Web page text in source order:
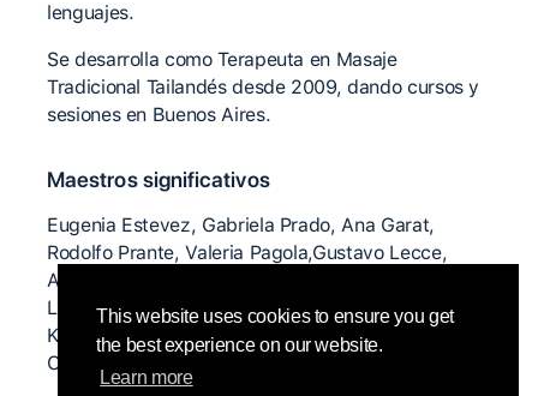
This website uses cookies to ensure you get
the best experience on our website.
Learn more
lenguajes.
Se desarrolla como Terapeuta en Masaje
Tradicional Tailandés desde 2009, dando cursos y
sesiones en Buenos Aires.
Maestros significativos
Eugenia Estevez, Gabriela Prado, Ana Garat,
Rodolfo Prante, Valeria Pagola,Gustavo Lecce,
Andrea Fernandez, Cristina Turdo, Carola Yulita,
Lisa Nelson, Camilo Vacalebre, Daniel Lepkoff,
Kirstie Simson, Eckart Muller, Nita Little, Ray
Chung, David Zambrano entre otrxs.